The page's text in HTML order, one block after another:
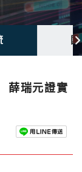
薛瑞元證實